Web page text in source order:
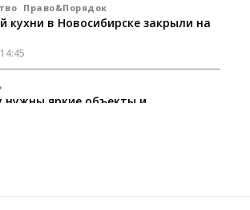
Право&Порядок
кухни в Новосибирске закрыли на
нужны яркие объекты и